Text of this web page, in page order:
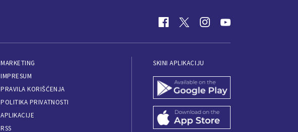
MARKETING
IMPRESUM
PRAVILA KORIŠĆENJA
POLITIKA PRIVATNOSTI
APLIKACIJE
RSS
SKINI APLIKACIJU